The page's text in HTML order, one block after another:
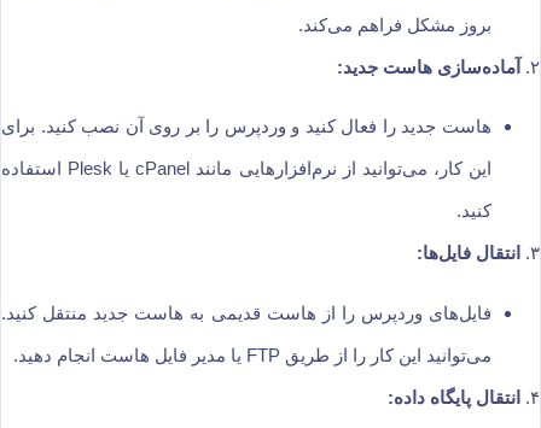
بروز مشکل فراهم می‌کند.
۲. آماده‌سازی هاست جدید:
هاست جدید را فعال کنید و وردپرس را بر روی آن نصب کنید. برای
این کار، می‌توانید از نرم‌افزارهایی مانند cPanel یا Plesk استفاده
کنید.
۳. انتقال فایل‌ها:
فایل‌های وردپرس را از هاست قدیمی به هاست جدید منتقل کنید.
می‌توانید این کار را از طریق FTP یا مدیر فایل هاست انجام دهید.
۴. انتقال پایگاه داده: